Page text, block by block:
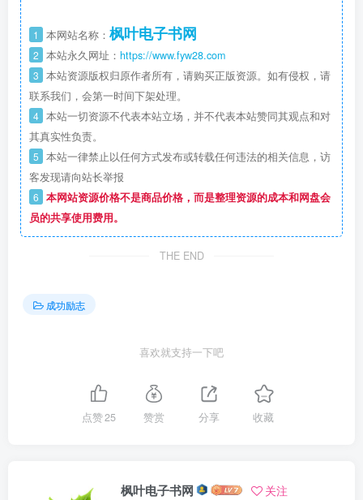
1 本网站名称： 枫叶电子书网
2 本站永久网址： https://www.fyw28.com
3 本站资源版权归原作者所有，请购买正版资源。如有侵权，请
联系我们，会第一时间下架处理。
4 本站一切资源不代表本站立场，并不代表本站赞同其观点和对
其真实性负责。
5 本站一律禁止以任何方式发布或转载任何违法的相关信息，访
客发现请向站长举报
6 本网站资源价格不是商品价格，而是整理资源的成本和网盘会
员的共享使用费用。
THE END
成功励志
喜欢就支持一下吧
点赞25 赞赏 分享 收藏
枫叶电子书网 关注